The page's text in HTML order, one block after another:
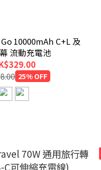
10000mAh C+L 及
流動充電池
25% OFF